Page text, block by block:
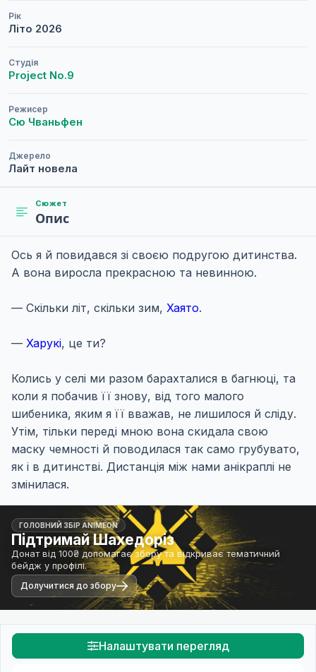
Рік
Літо 2026
Студія
Project No.9
Режисер
Сю Чваньфен
Джерело
Лайт новела
Сюжет
Опис
Ось я й повидався зі своєю подругою дитинства.
А вона виросла прекрасною та невинною.
— Скільки літ, скільки зим, Хаято.
— Харукі, це ти?
Колись у селі ми разом барахталися в багнюці, та
коли я побачив її знову, від того малого
шибеника, яким я її вважав, не лишилося й сліду.
Утім, тільки переді мною вона скидала свою
маску чемності й поводилася так само грубувато,
як і в дитинстві. Дистанція між нами анікраплі не
змінилася.
ГОЛОВНИЙ ЗБІР ANIMEON
Підтримай Шахедоріз
Донат від 100₴ допомагає збору та відкриває тематичний
бейдж у профілі.
Долучитися до збору
Налаштувати перегляд